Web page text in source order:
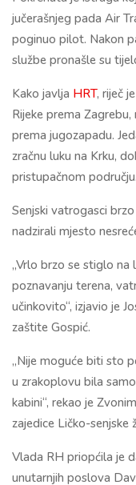
jučerašnjeg pada Air
poginuo pilot. Nakon
službe pronašle su
Kako javlja HRT, riječ
Rijeke prema
prema jugozapadu.
zračnu luku na Krku,
pristupačnom području.
Senjski vatrogasci
nadzirali mjesto
„Vrlo brzo se stiglo na
poznavanju terena,
učinkovito“, izjavio je
zaštite Gospić.
„Nije moguće biti sto
u zrakoplovu bila
kabini“, rekao je
zajedice Ličko-senjske
Vlada RH priopćila je
unutarnjih poslova